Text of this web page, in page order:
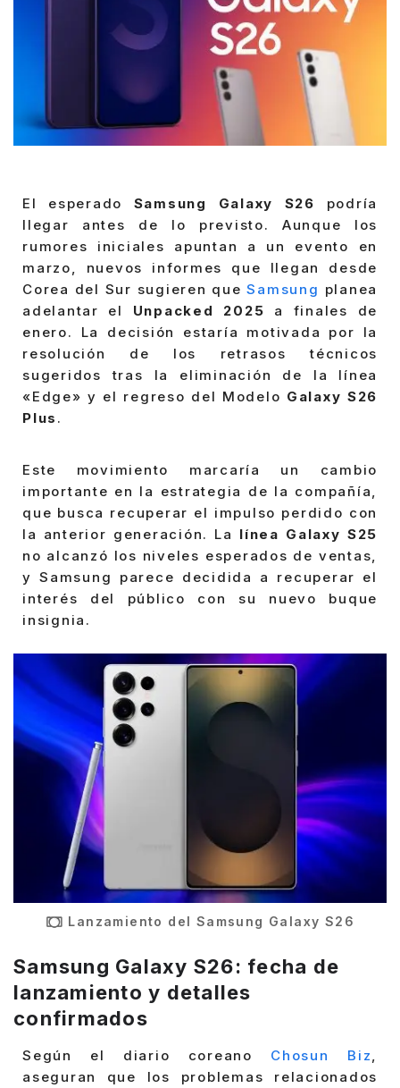
El esperado Samsung Galaxy S26
podría
llegar antes de lo previsto. Aunque los
rumores iniciales apuntan a un evento en
marzo, nuevos informes que llegan desde
Corea del Sur sugieren queSamsung planea
adelantar el Unpacked 2025 a finales de
enero. La decisión estaría motivada por la
resolución de los retrasos técnicos
sugeridos tras la eliminación de la línea
«Edge» y el regreso del Modelo Galaxy S26
Plus .
Este movimiento marcaría un cambio
importante en la estrategia de la compañía,
que busca recuperar el impulso perdido con
la anterior generación. La línea Galaxy S25
no alcanzó los niveles esperados de ventas,
y Samsung parece decidida a recuperar el
interés del público con su nuevo buque
insignia.
Lanzamiento del Samsung Galaxy S26
Samsung Galaxy S26: fecha de
lanzamiento y detalles
confirmados
Según el diario coreano Chosun Biz,
aseguran que los problemas relacionados